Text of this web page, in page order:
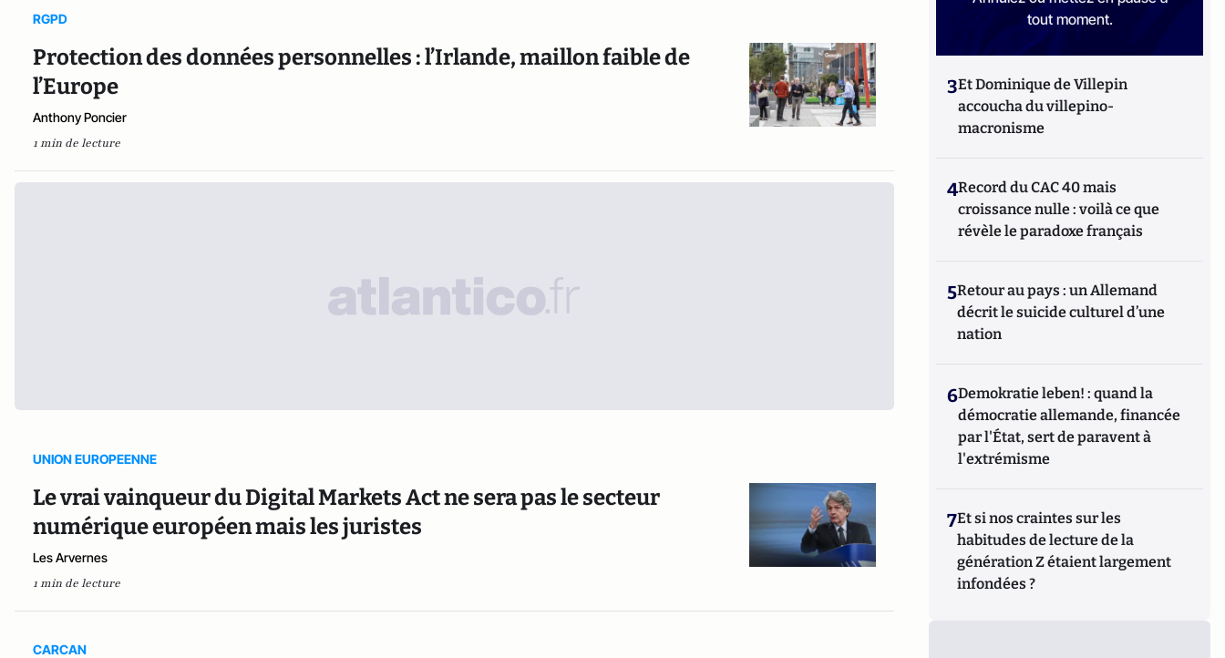
RGPD
Protection des données personnelles : l’Irlande, maillon faible de
l’Europe
Anthony Poncier
1 min de lecture
UNION EUROPEENNE
Le vrai vainqueur du Digital Markets Act ne sera pas le secteur
numérique européen mais les juristes
Les Arvernes
1 min de lecture
CARCAN
tout moment.
3Et Dominique de Villepin
accoucha du villepino-
macronisme
4Record du CAC 40 mais
croissance nulle : voilà ce que
révèle le paradoxe français
5Retour au pays : un Allemand
décrit le suicide culturel d’une
nation
6Demokratie leben! : quand la
démocratie allemande, financée
par l'État, sert de paravent à
l'extrémisme
7Et si nos craintes sur les
habitudes de lecture de la
génération Z étaient largement
infondées ?